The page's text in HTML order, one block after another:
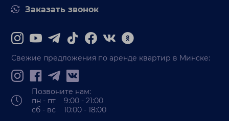
Заказать звонок
Свежие предложения по аренде квартир в Минске:
Позвоните нам:
пн - пт 9:00 - 21:00
сб - вс 10:00 - 18:00